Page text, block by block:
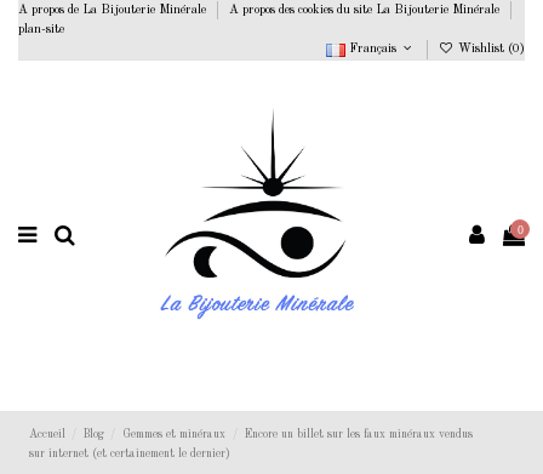
A propos de La Bijouterie Minérale
A propos des cookies du site La Bijouterie Minérale
plan-site
Français
Wishlist (0 )
0
Accueil Blog Gemmes et minéraux
Encore un billet sur les faux minéraux vendus
sur internet (et certainement le dernier)